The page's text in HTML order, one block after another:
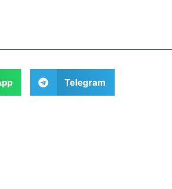
Telegram